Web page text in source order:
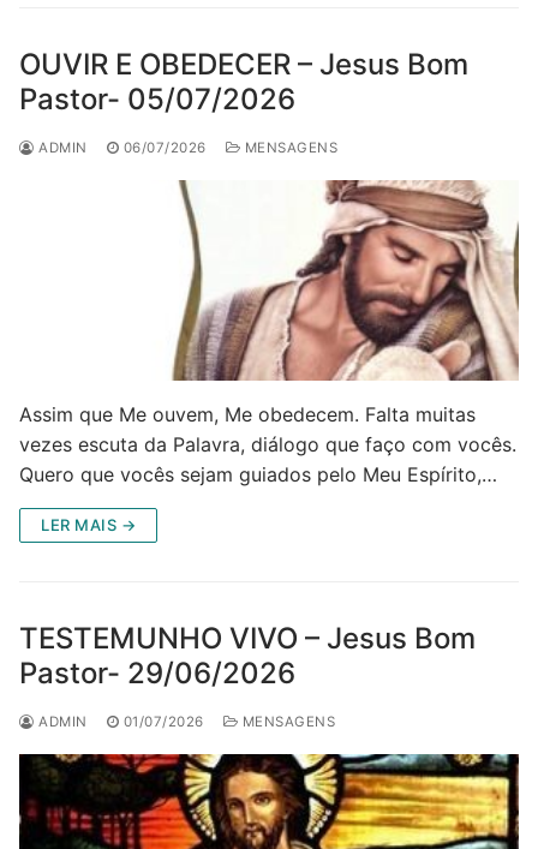
OUVIR E OBEDECER – Jesus Bom
Pastor- 05/07/2026
ADMIN 06/07/2026 MENSAGENS
Assim que Me ouvem, Me obedecem. Falta muitas
vezes escuta da Palavra, diálogo que faço com vocês.
Quero que vocês sejam guiados pelo Meu Espírito,…
LER MAIS →
TESTEMUNHO VIVO – Jesus Bom
Pastor- 29/06/2026
ADMIN 01/07/2026 MENSAGENS